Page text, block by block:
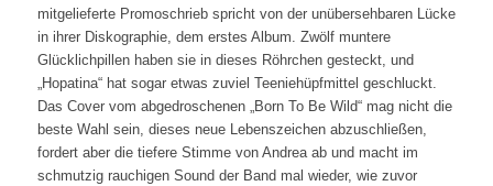
mitgelieferte Promoschrieb spricht von der unübersehbaren Lücke
in ihrer Diskographie, dem erstes Album. Zwölf muntere
Glücklichpillen haben sie in dieses Röhrchen gesteckt, und
„Hopatina“ hat sogar etwas zuviel Teeniehüpfmittel geschluckt.
Das Cover vom abgedroschenen „Born To Be Wild“ mag nicht die
beste Wahl sein, dieses neue Lebenszeichen abzuschließen,
fordert aber die tiefere Stimme von Andrea ab und macht im
schmutzig rauchigen Sound der Band mal wieder, wie zuvor